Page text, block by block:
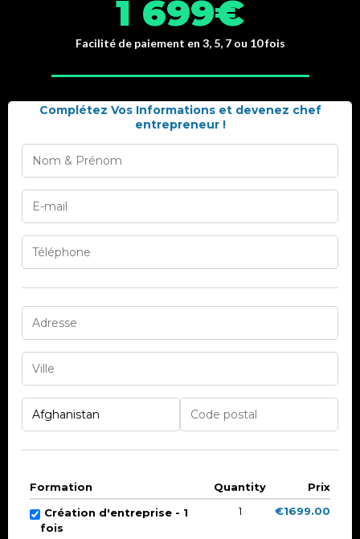
1 699€
Facilité de paiement en 3, 5, 7 ou 10 fois
Complétez Vos Informations et devenez chef
entrepreneur !
Formation Quantity
Prix
Création d'entreprise - 1
fois
1 €1699.00